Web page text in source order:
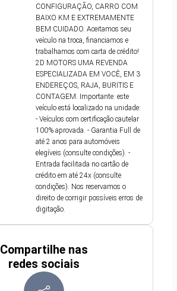
CONFIGURAÇÃO, CARRO COM
BAIXO KM E EXTREMAMENTE
BEM CUIDADO. Aceitamos seu
veículo na troca, financiamos e
trabalhamos com carta de crédito!
2D MOTORS UMA REVENDA
ESPECIALIZADA EM VOCÊ, EM 3
ENDEREÇOS, RAJA, BURITIS E
CONTAGEM. Importante: este
veículo está localizado na unidade:
- Veículos com certificação cautelar
100% aprovada. - Garantia Full de
até 2 anos para automóveis
elegíveis (consulte condições). -
Entrada facilitada no cartão de
crédito em até 24x (consulte
condições). Nos reservamos o
direito de corrigir possíveis erros de
digitação.
Compartilhe nas
redes sociais